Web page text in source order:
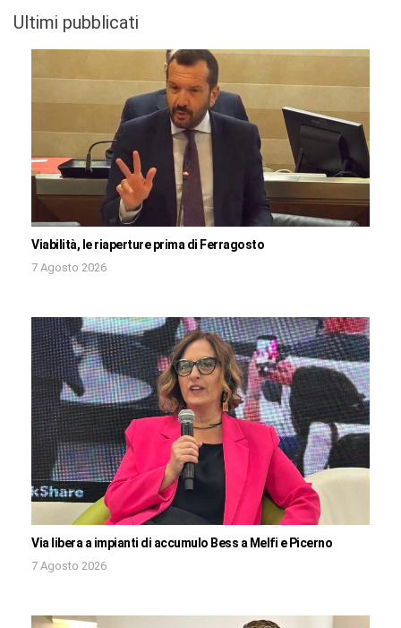
Ultimi pubblicati
Viabilità, le riaperture prima di Ferragosto
7 Agosto 2026
Via libera a impianti di accumulo Bess a Melfi e Picerno
7 Agosto 2026